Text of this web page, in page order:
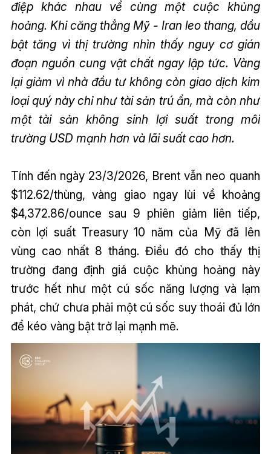
điệp khác nhau về cùng một cuộc khủng
hoảng. Khi căng thẳng Mỹ - Iran leo thang, dầu
bật tăng vì thị trường nhìn thấy nguy cơ gián
đoạn nguồn cung vật chất ngay lập tức. Vàng
lại giảm vì nhà đầu tư không còn giao dịch kim
loại quý này chỉ như tài sản trú ẩn, mà còn như
một tài sản không sinh lợi suất trong môi
trường USD mạnh hơn và lãi suất cao hơn.
Tính đến ngày 23/3/2026, Brent vẫn neo quanh
$112.62/thùng, vàng giao ngay lùi về khoảng
$4,372.86/ounce sau 9 phiên giảm liên tiếp,
còn lợi suất Treasury 10 năm của Mỹ đã lên
vùng cao nhất 8 tháng. Điều đó cho thấy thị
trường đang định giá cuộc khủng hoảng này
trước hết như một cú sốc năng lượng và lạm
phát, chứ chưa phải một cú sốc suy thoái đủ lớn
để kéo vàng bật trở lại mạnh mẽ.